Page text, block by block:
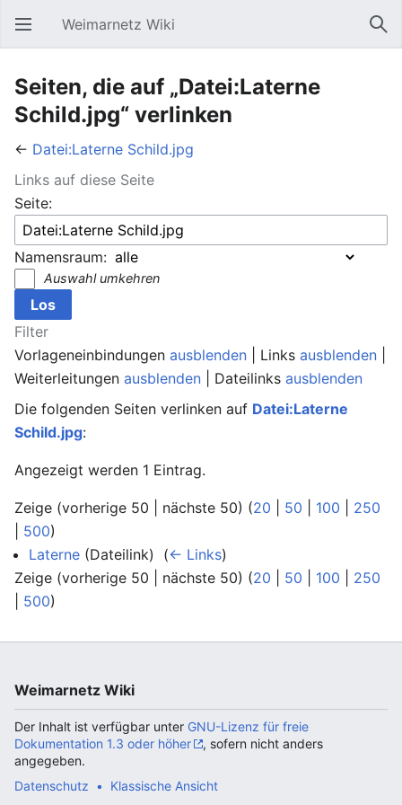
Hauptmenü öffnen Weimarnetz Wiki
Seiten, die auf „Datei:Laterne
Schild.jpg“ verlinken
← Datei:Laterne Schild.jpg
Links auf diese Seite
Seite:
Namensraum:
Auswahl umkehren
Filter
Vorlageneinbindungen ausblenden | Links ausblenden
Weiterleitungen ausblenden | Dateilinks ausblenden
Die folgenden Seiten verlinken auf Datei:Laterne
Schild.jpg:
Angezeigt werden 1 Eintrag.
Zeige (vorherige 50 | nächste 50) (20 50 100
250
500)
Laterne (Dateilink) ‎ (← Links)
Zeige (vorherige 50 | nächste 50) (20 50 100
250
500)
Weimarnetz Wiki
Der Inhalt ist verfügbar unter GNU-Lizenz für freie
Dokumentation 1.3 oder höher
, sofern nicht anders
angegeben.
Datenschutz
Klassische Ansicht